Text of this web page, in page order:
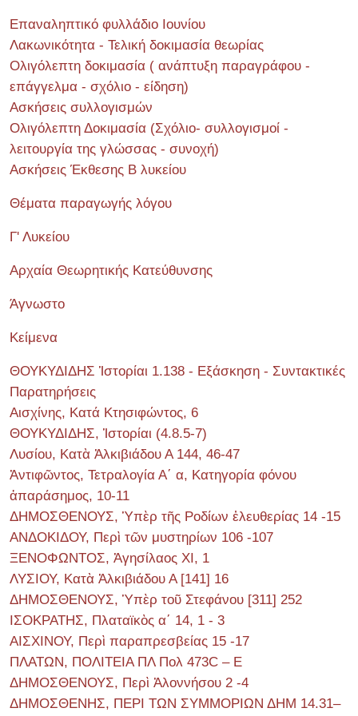
Επαναληπτικό φυλλάδιο Ιουνίου
Λακωνικότητα - Τελική δοκιμασία θεωρίας
Ολιγόλεπτη δοκιμασία ( ανάπτυξη παραγράφου -
επάγγελμα - σχόλιο - είδηση)
Ασκήσεις συλλογισμών
Ολιγόλεπτη Δοκιμασία (Σχόλιο- συλλογισμοί -
λειτουργία της γλώσσας - συνοχή)
Ασκήσεις Έκθεσης Β λυκείου
Θέματα παραγωγής λόγου
Γ' Λυκείου
Αρχαία Θεωρητικής Κατεύθυνσης
Άγνωστο
Κείμενα
ΘΟΥΚΥΔΙΔΗΣ Ἱστορίαι 1.138 - Εξάσκηση - Συντακτικές
Παρατηρήσεις
Αισχίνης, Κατά Κτησιφώντος, 6
ΘΟΥΚΥΔΙΔΗΣ, Ἱστορίαι (4.8.5-7)
Λυσίου, Κατὰ Ἀλκιβιάδου Α 144, 46-47
Ἀντιφῶντος, Τετραλογία Α΄ α, Κατηγορία φόνου
ἀπαράσημος, 10-11
ΔΗΜΟΣΘΕΝΟΥΣ, Ὑπὲρ τῆς Ροδίων ἐλευθερίας 14 -15
ΑΝΔΟΚΙΔΟΥ, Περὶ τῶν μυστηρίων 106 -107
ΞΕΝΟΦΩΝΤΟΣ, Ἀγησίλαος ΧΙ, 1
ΛΥΣΙΟΥ, Κατὰ Ἀλκιβιάδου Α [141] 16
ΔΗΜΟΣΘΕΝΟΥΣ, Ὑπὲρ τοῦ Στεφάνου [311] 252
ΙΣΟΚΡΑΤΗΣ, Πλαταϊκὸς α΄ 14, 1 - 3
ΑΙΣΧΙΝΟΥ, Περὶ παραπρεσβείας 15 -17
ΠΛΑΤΩΝ, ΠΟΛΙΤΕΙΑ ΠΛ Πολ 473C – E
ΔΗΜΟΣΘΕΝΟΥΣ, Περὶ Ἀλοννήσου 2 -4
ΔΗΜΟΣΘΕΝΗΣ, ΠΕΡΙ ΤΩΝ ΣΥΜΜΟΡΙΩΝ ΔΗΜ 14.31–